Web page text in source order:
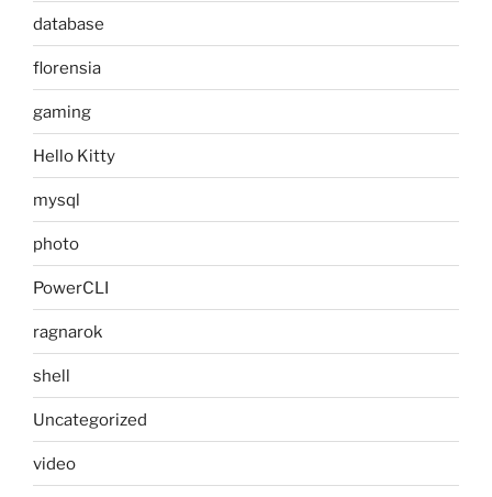
database
florensia
gaming
Hello Kitty
mysql
photo
PowerCLI
ragnarok
shell
Uncategorized
video